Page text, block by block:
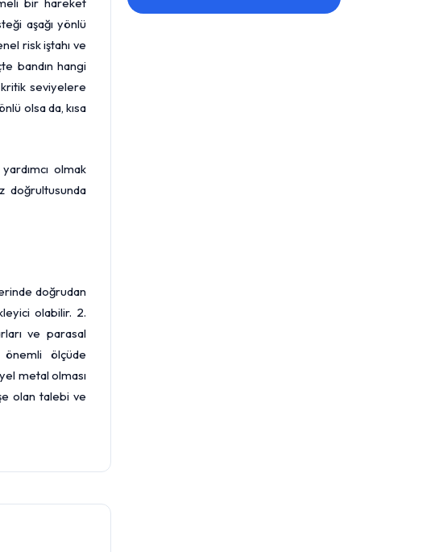
aşağı yönlü
risk iştahı ve
bandın hangi
kritik seviyelere
olsa da, kısa
olmak
doğrultusunda
doğrudan
olabilir. 2.
ve parasal
önemli ölçüde
metal olması
olan talebi ve